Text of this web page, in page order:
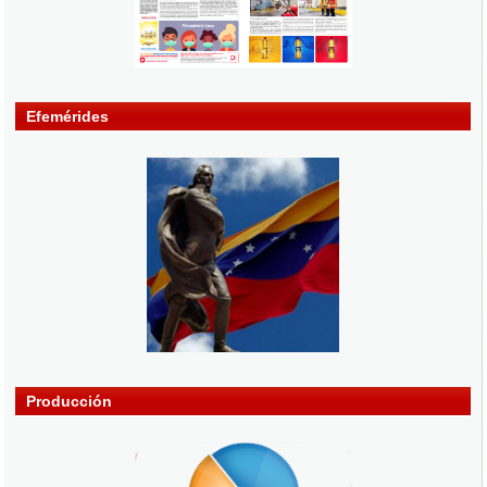
Efemérides
Producción